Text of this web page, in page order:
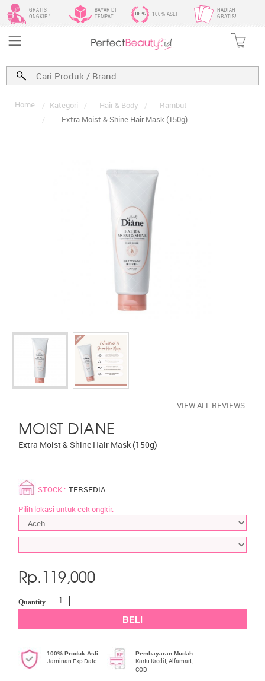
GRATIS
ONGKIR*
BAYAR DI
TEMPAT
100% ASLI
HADIAH
GRATIS!
Home / Kategori / Hair & Body /
Rambut
/
Extra Moist & Shine Hair Mask (150g)
MOIST DIANE
Extra Moist & Shine Hair Mask (150g)
VIEW ALL REVIEWS
STOCK : TERSEDIA
Pilih lokasi untuk cek ongkir.
Rp. 119,000
Quantity
BELI
100% Produk Asli
Jaminan Exp Date
Pembayaran Mudah
Kartu Kredit, Alfamart,
COD